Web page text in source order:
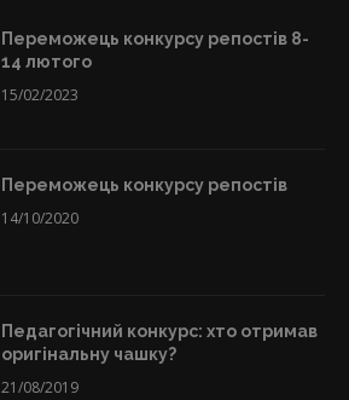
Переможець конкурсу репостів 8-
14 лютого
15/02/2023
Переможець конкурсу репостів
14/10/2020
Педагогічний конкурс: хто отримав
оригінальну чашку?
21/08/2019